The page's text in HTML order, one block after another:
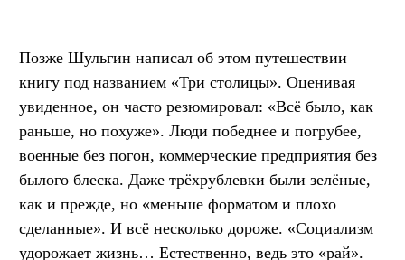
Позже Шульгин написал об этом путешествии
книгу под названием «Три столицы». Оценивая
увиденное, он часто резюмировал: «Всё было, как
раньше, но похуже». Люди победнее и погрубее,
военные без погон, коммерческие предприятия без
былого блеска. Даже трёхрублевки были зелёные,
как и прежде, но «меньше форматом и плохо
сделанные». И всё несколько дороже. «Социализм
удорожает жизнь… Естественно, ведь это «рай».